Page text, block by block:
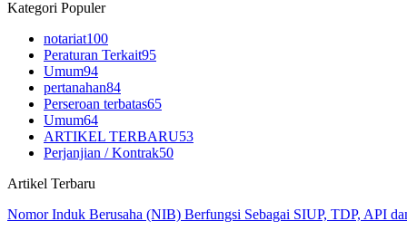
Kategori Populer
notariat100
Peraturan Terkait95
Umum94
pertanahan84
Perseroan terbatas65
Umum64
ARTIKEL TERBARU53
Perjanjian / Kontrak50
Artikel Terbaru
Nomor Induk Berusaha (NIB) Berfungsi Sebagai SIUP, TDP, API